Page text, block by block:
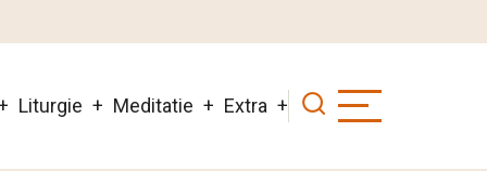
Liturgie Meditatie Extra